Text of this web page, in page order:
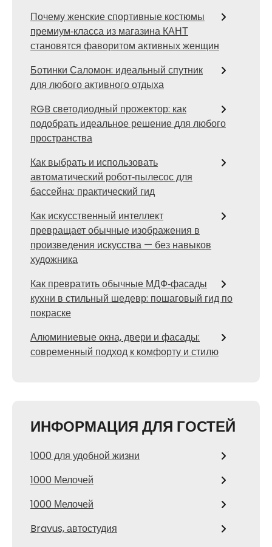
Почему женские спортивные костюмы
премиум‑класса из магазина КАНТ
становятся фаворитом активных женщин
Ботинки Саломон: идеальный спутник
для любого активного отдыха
RGB светодиодный прожектор: как
подобрать идеальное решение для любого
пространства
Как выбрать и использовать
автоматический робот‑пылесос для
бассейна: практический гид
Как искусственный интеллект
превращает обычные изображения в
произведения искусства — без навыков
художника
Как превратить обычные МДФ‑фасады
кухни в стильный шедевр: пошаговый гид по
покраске
Алюминиевые окна, двери и фасады:
современный подход к комфорту и стилю
ИНФОРМАЦИЯ ДЛЯ ГОСТЕЙ
1000 для удобной жизни
1000 Мелочей
1000 Мелочей
Bravus, автостудия